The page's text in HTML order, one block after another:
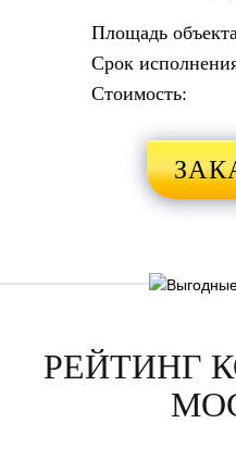
Площадь
Срок
Стоимость:
РЕЙТИНГ